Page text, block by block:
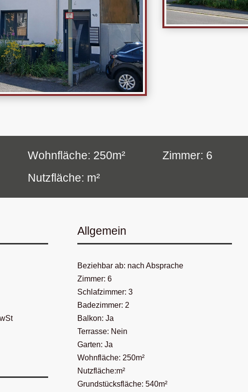
Wohnfläche: 250m²
Nutzfläche: m²
Zimmer: 6
Allgemein
Beziehbar ab: nach Absprache
Zimmer: 6
Schlafzimmer: 3
Badezimmer: 2
Balkon: Ja
Terrasse: Nein
Garten: Ja
Wohnfläche: 250m²
Nutzfläche:m²
Grundstücksfläche: 540m²